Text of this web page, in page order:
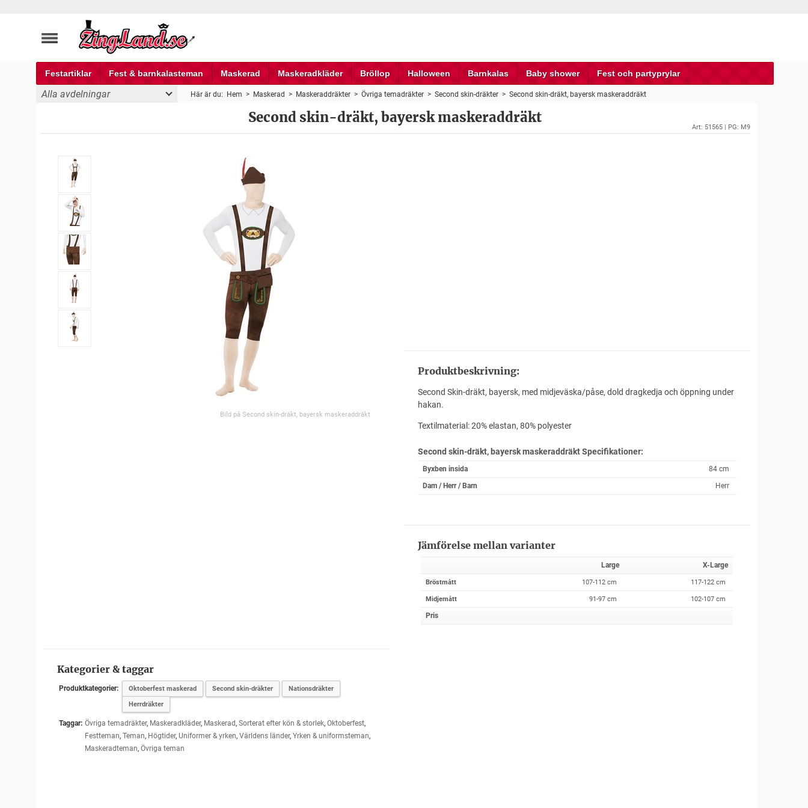
Festartiklar Fest & barnkalasteman Maskerad Maskeradkläder Bröllop Halloween Barnkalas Baby shower Fest och partyprylar
Alla avdelningar Här är du: Hem > Maskerad > Maskeraddräkter> Övriga temadräkter> Second skin-dräkter> Second skin-dräkt, bayersk maskeraddräkt
Second skin-dräkt, bayersk maskeraddräkt
Art: 51565 | PG: M9
Bild på Second skin-dräkt, bayersk maskeraddräkt
Produktbeskrivning:
Second Skin-dräkt, bayersk, med midjeväska/påse, dold dragkedja och öppning under
hakan.
Textilmaterial: 20% elastan, 80% polyester
Second skin-dräkt, bayersk maskeraddräktSpecifikationer:
Byxben insida
84 cm
Dam / Herr / Barn
Herr
Jämförelse mellan varianter
Large X-Large
Bröstmått 107-112 cm 117-122 cm
Midjemått 91-97 cm 102-107 cm
Pris
Kategorier & taggar
Produktkategorier: Oktoberfest maskerad Second skin-dräkter
Nationsdräkter
Herrdräkter
Taggar: Övriga temadräkter, Maskeradkläder, Maskerad, Sorterat efter kön & storlek, Oktoberfest,
Festteman, Teman, Högtider, Uniformer & yrken, Världens länder, Yrken & uniformsteman,
Maskeradteman, Övriga teman